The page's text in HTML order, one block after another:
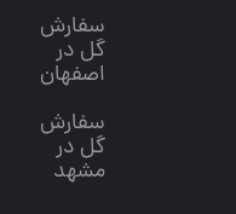
سفارش
گل در
اصفهان
سفارش
گل در
مشهد